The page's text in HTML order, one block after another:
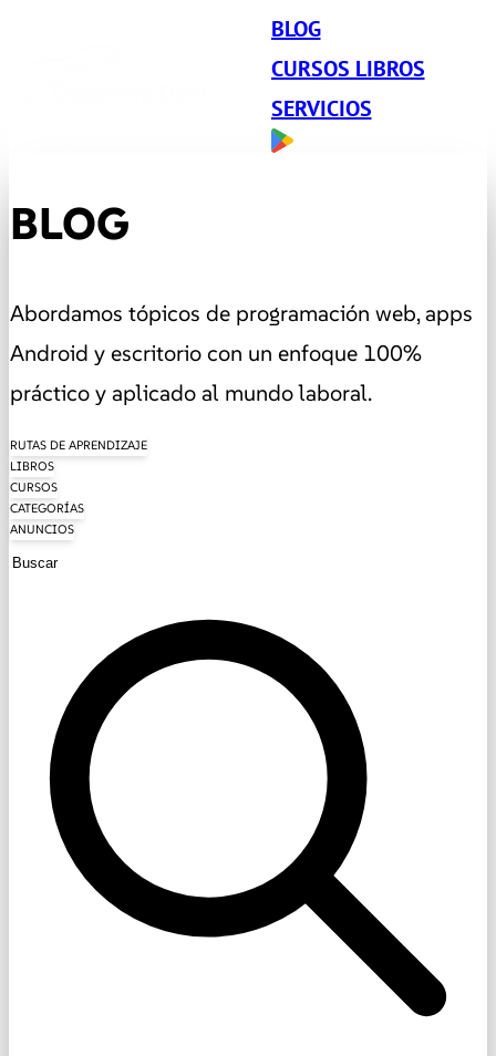
BLOG
CURSOS LIBROS
SERVICIOS
BLOG
Abordamos tópicos de programación web, apps
Android y escritorio con un enfoque 100%
práctico y aplicado al mundo laboral.
RUTAS DE APRENDIZAJE
LIBROS
CURSOS
CATEGORÍAS
ANUNCIOS